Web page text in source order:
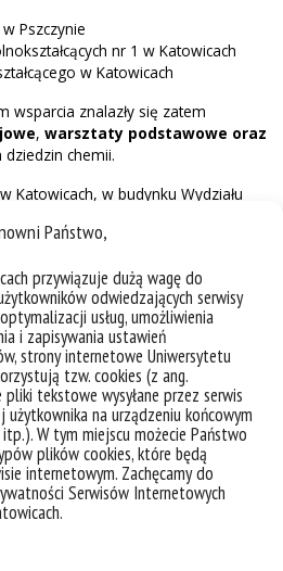
Państwo,
przywiązuje dużą wagę do
odwiedzających serwisy
usług, umożliwienia
i zapisywania ustawień
strony internetowe Uniwersytetu
tzw. cookies (z ang.
tekstowe wysyłane przez serwis
na urządzeniu końcowym
W tym miejscu możecie Państwo
plików cookies, które będą
internetowym. Zachęcamy do
Serwisów Internetowych
Pszczynie
nr 1 w Katowicach
w Katowicach
wsparcia znalazły się zatem
, warsztaty podstawowe oraz
dziedzin chemii.
Katowicach, w budynku Wydziału
Katarzyna Kowalska-Szojda (tel.
szojda@us.edu.pl)
dotyczące projektu:
do: 31.01.2022
realizacji Projektu planowane jest
komunikacyjnych,
i samoorganizacyjnych 263 uczniów